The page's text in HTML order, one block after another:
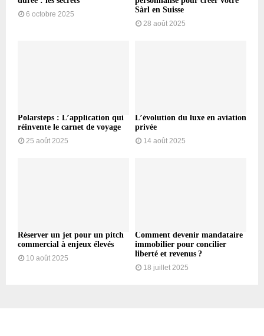
6 octobre 2025
Sàrl en Suisse
28 août 2025
Polarsteps : L’application qui
réinvente le carnet de voyage
25 août 2025
L’évolution du luxe en aviation
privée
14 août 2025
Réserver un jet pour un pitch
commercial à enjeux élevés
10 août 2025
Comment devenir mandataire
immobilier pour concilier
liberté et revenus ?
18 juillet 2025